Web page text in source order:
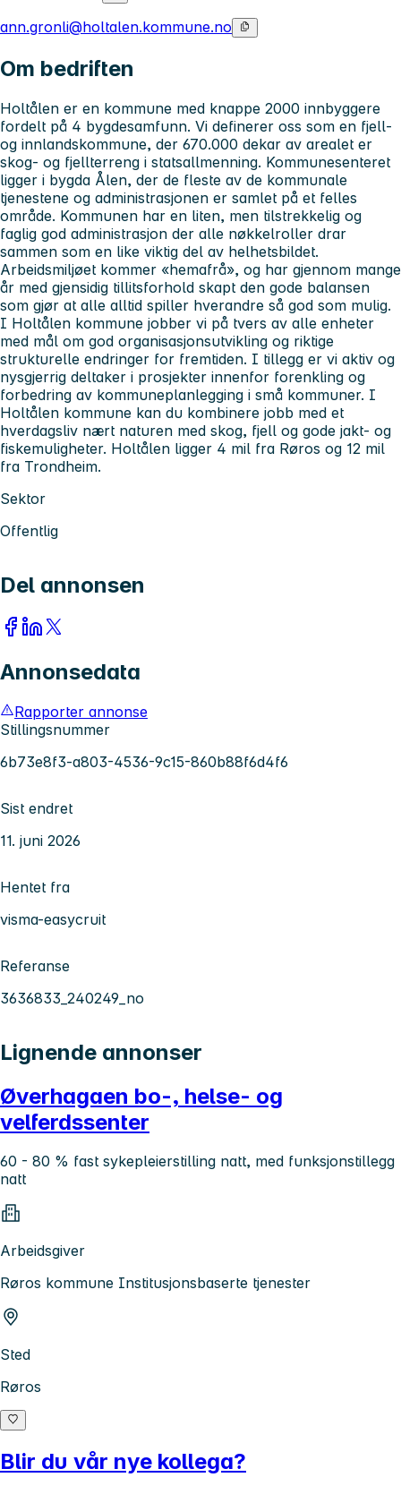
ann.gronli@holtalen.kommune.no
Om bedriften
Holtålen er en kommune med knappe 2000 innbyggere
fordelt på 4 bygdesamfunn. Vi definerer oss som en fjell-
og innlandskommune, der 670.000 dekar av arealet er
skog- og fjellterreng i statsallmenning. Kommunesenteret
ligger i bygda Ålen, der de fleste av de kommunale
tjenestene og administrasjonen er samlet på et felles
område. Kommunen har en liten, men tilstrekkelig og
faglig god administrasjon der alle nøkkelroller drar
sammen som en like viktig del av helhetsbildet.
Arbeidsmiljøet kommer «hemafrå», og har gjennom mange
år med gjensidig tillitsforhold skapt den gode balansen
som gjør at alle alltid spiller hverandre så god som mulig.
I Holtålen kommune jobber vi på tvers av alle enheter
med mål om god organisasjonsutvikling og riktige
strukturelle endringer for fremtiden. I tillegg er vi aktiv og
nysgjerrig deltaker i prosjekter innenfor forenkling og
forbedring av kommuneplanlegging i små kommuner. I
Holtålen kommune kan du kombinere jobb med et
hverdagsliv nært naturen med skog, fjell og gode jakt- og
fiskemuligheter. Holtålen ligger 4 mil fra Røros og 12 mil
fra Trondheim.
Sektor
Offentlig
Del annonsen
Annonsedata
Rapporter annonse
Stillingsnummer
6b73e8f3-a803-4536-9c15-860b88f6d4f6
Sist endret
11. juni 2026
Hentet fra
visma-easycruit
Referanse
3636833_240249_no
Lignende annonser
Øverhagaen bo-, helse- og
velferdssenter
60 - 80 % fast sykepleierstilling natt, med funksjonstillegg
natt
Arbeidsgiver
Røros kommune Institusjonsbaserte tjenester
Sted
Røros
Blir du vår nye kollega?